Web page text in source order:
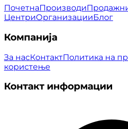
ПочетнаПроизводи
ЦентриОрганизацииБлог
Компанија
За насКонтактПолитика на
користење
Контакт информации